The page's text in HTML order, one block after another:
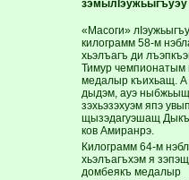
зэмылIэужьыгъуэу
«Масоги»
килограмм 58-м
хьэлъагъ ди
Тимур
медалыр къихьащ. А
дыдэм, ауэ
зэхьэзэхуэм япэ
щызэдагуэшащ
ков Амиранрэ.
Килограмм 64-м
хьэлъагъхэм я
домбеякъ медалыр